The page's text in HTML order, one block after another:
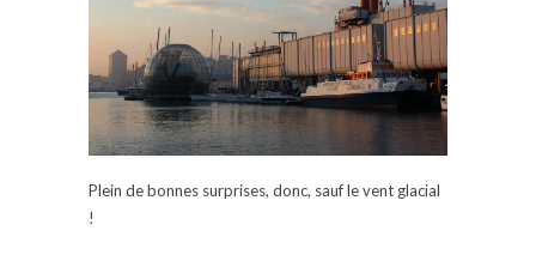
Plein de bonnes surprises, donc, sauf le vent glacial
!